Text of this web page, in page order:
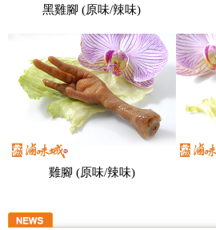
黑雞腳 (原味/辣味)
雞腳 (原味/辣味)